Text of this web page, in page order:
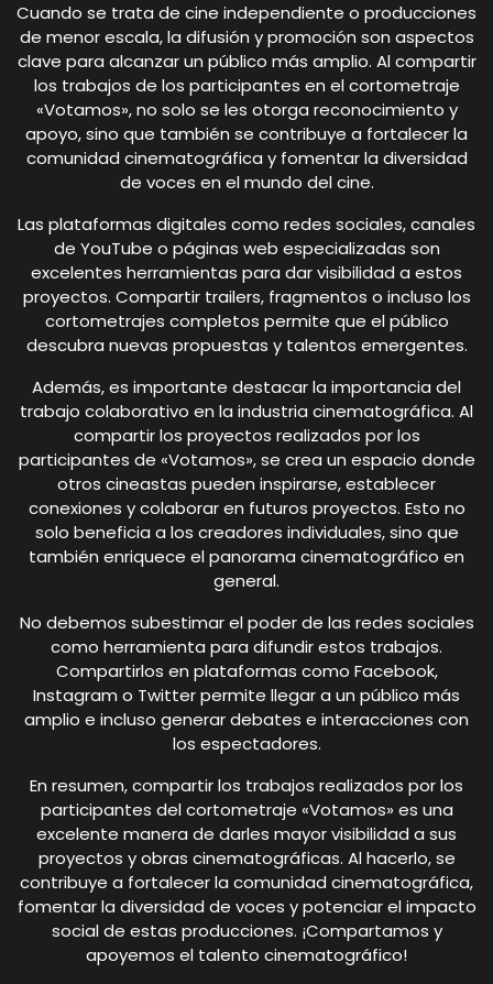
Cuando se trata de cine independiente o producciones
de menor escala, la difusión y promoción son aspectos
clave para alcanzar un público más amplio. Al compartir
los trabajos de los participantes en el cortometraje
«Votamos», no solo se les otorga reconocimiento y
apoyo, sino que también se contribuye a fortalecer la
comunidad cinematográfica y fomentar la diversidad
de voces en el mundo del cine.
Las plataformas digitales como redes sociales, canales
de YouTube o páginas web especializadas son
excelentes herramientas para dar visibilidad a estos
proyectos. Compartir trailers, fragmentos o incluso los
cortometrajes completos permite que el público
descubra nuevas propuestas y talentos emergentes.
Además, es importante destacar la importancia del
trabajo colaborativo en la industria cinematográfica. Al
compartir los proyectos realizados por los
participantes de «Votamos», se crea un espacio donde
otros cineastas pueden inspirarse, establecer
conexiones y colaborar en futuros proyectos. Esto no
solo beneficia a los creadores individuales, sino que
también enriquece el panorama cinematográfico en
general.
No debemos subestimar el poder de las redes sociales
como herramienta para difundir estos trabajos.
Compartirlos en plataformas como Facebook,
Instagram o Twitter permite llegar a un público más
amplio e incluso generar debates e interacciones con
los espectadores.
En resumen, compartir los trabajos realizados por los
participantes del cortometraje «Votamos» es una
excelente manera de darles mayor visibilidad a sus
proyectos y obras cinematográficas. Al hacerlo, se
contribuye a fortalecer la comunidad cinematográfica,
fomentar la diversidad de voces y potenciar el impacto
social de estas producciones. ¡Compartamos y
apoyemos el talento cinematográfico!